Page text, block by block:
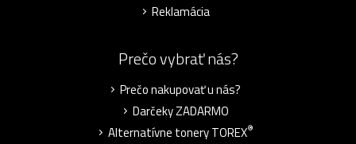
Reklamácia
Prečo vybrať nás?
Prečo nakupovať u nás?
Darčeky ZADARMO
Alternatívne tonery TOREX®